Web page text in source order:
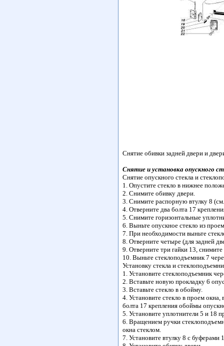
Снятие обивки задней двери и
Снятие и установка опускного
Снятие опускного стекла и
1. Опустите стекло в нижнее
2. Снимите обивку двери.
3. Снимите распорную втулку 8
4. Отверните два болта 17
5. Снимите горизонтальные
6. Выньте опускное стекло из
7. При необходимости выньте
8. Отверните четыре (для задней
9. Отверните три гайки 13,
10. Выньте стеклоподъемник 7
Установку стекла и
1. Установите стеклоподъемник
2. Вставьте новую прокладку 6
3. Вставьте стекло в обойму.
4. Установите стекло в проем
болта 17 крепления обоймы
5. Установите уплотнители 5 и 18
6. Вращением ручки
окна стеклом.
7. Установите втулку 8 с буферами